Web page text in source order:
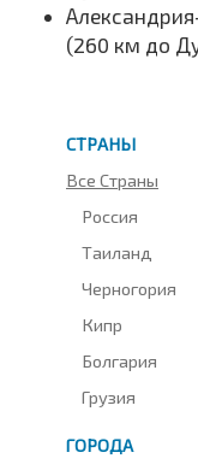
(260 км до
СТРАНЫ
Все Страны
Россия
Таиланд
Черногория
Кипр
Болгария
Грузия
ГОРОДА